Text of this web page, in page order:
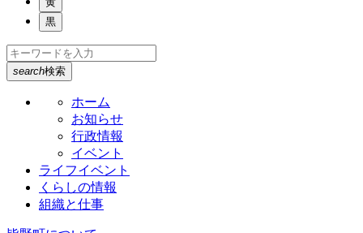
黒
search検索
ホーム
お知らせ
行政情報
イベント
ライフイベント
くらしの情報
組織と仕事